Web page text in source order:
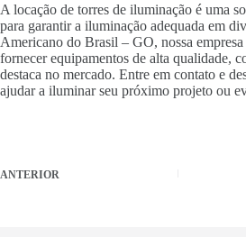
A locação de torres de iluminação é uma
para garantir a iluminação adequada em
Americano do Brasil – GO, nossa empresa
fornecer equipamentos de alta qualidade,
destaca no mercado. Entre em contato e
ajudar a iluminar seu próximo projeto ou
ANTERIOR